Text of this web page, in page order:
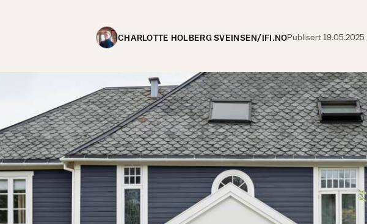
CHARLOTTE HOLBERG SVEINSEN/IFI.NOPublisert19.05.2025